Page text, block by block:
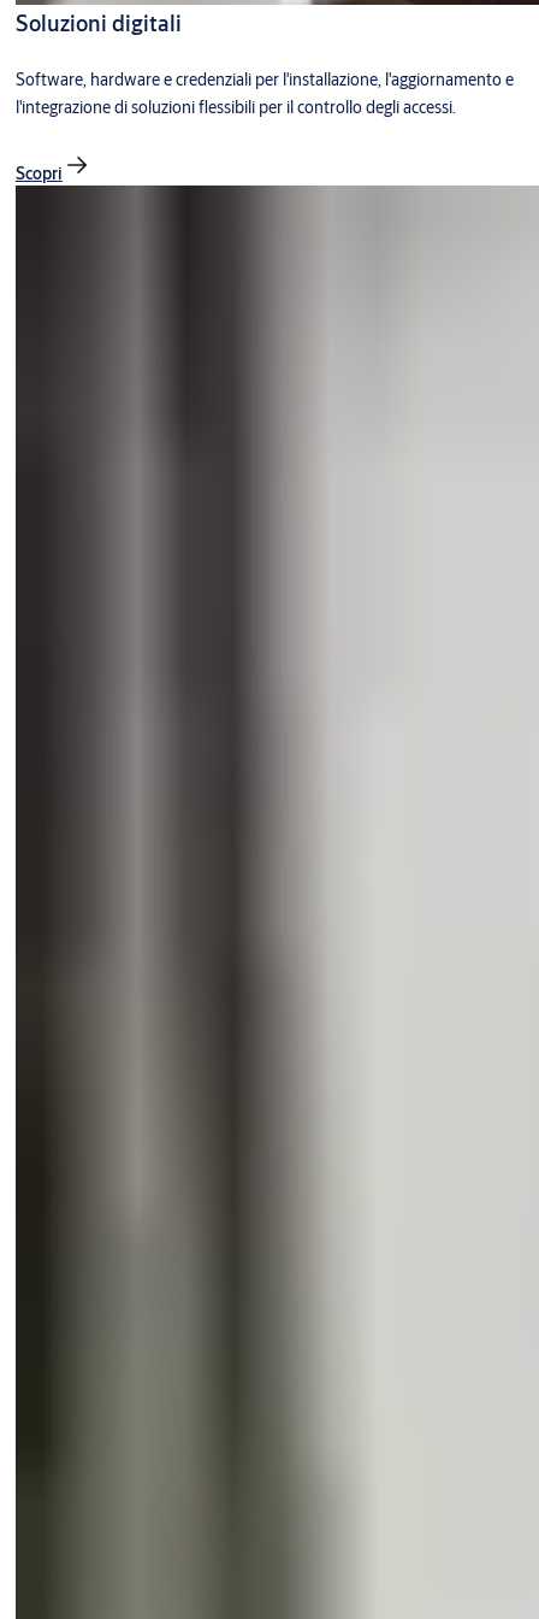
Soluzioni digitali
Software, hardware e credenziali per l'installazione, l'aggiornamento e
l'integrazione di soluzioni flessibili per il controllo degli accessi.
Scopri